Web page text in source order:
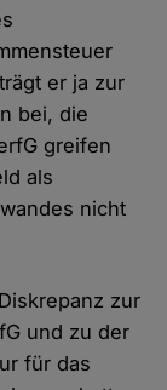
er ja zur
bei, die
greifen
als
nicht
zur
und zu der
für das